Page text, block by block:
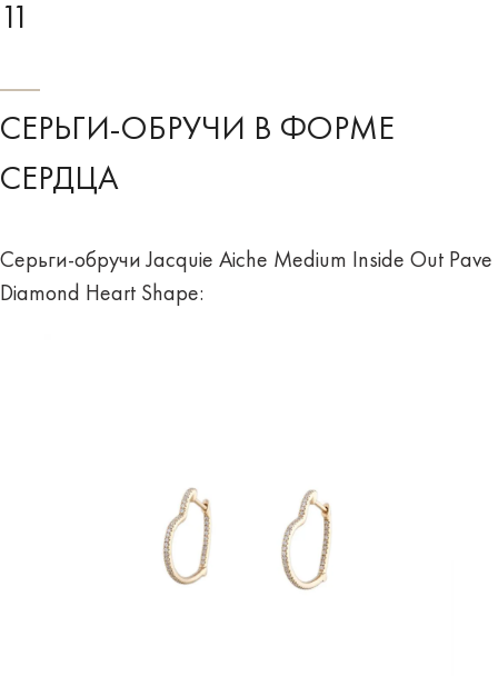
11
СЕРЬГИ-ОБРУЧИ В ФОРМЕ
СЕРДЦА
Серьги-обручи Jacquie Aiche Medium Inside Out Pave
Diamond Heart Shape: